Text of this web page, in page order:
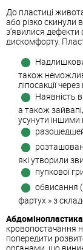
До пластиці
або різко скинули
з'явилися дефекти
дискомфорту.
також
ліпосакції
Наявність
а також
усунути
які утворили
пупкової
обвисання
фартух » з
Абдомінопластика
кровопостачання
попередити
органами, що